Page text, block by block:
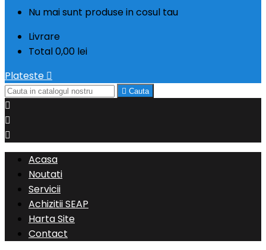
Nu mai sunt produse in cosul tau
Livrare
Total0,00 lei
Plateste 
 Cauta



Acasa
Noutati
Servicii
Achizitii SEAP
Harta Site
Contact